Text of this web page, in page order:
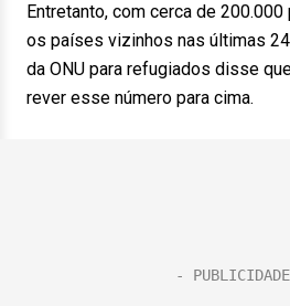
Entretanto, com cerca de
os países vizinhos nas últimas
da ONU para refugiados disse
rever esse número para cima.